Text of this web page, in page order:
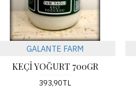
GALANTE FARM
KEÇİ YOĞURT 700GR
393,90TL